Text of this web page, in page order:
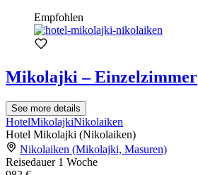
Empfohlen
Mikolajki – Einzelzimmer
See more details
HotelMikolajkiNikolaiken
Hotel Mikolajki (Nikolaiken)
Nikolaiken (Mikolajki, Masuren)
Reisedauer 1 Woche